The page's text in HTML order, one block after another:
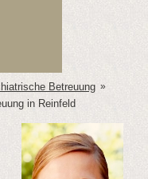
Betreuung »
in Reinfeld